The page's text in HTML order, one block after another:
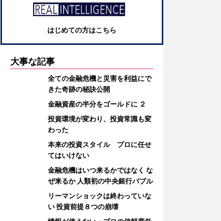
はじめての方はこちら
大事な記事
全ての金融危機と災害を利益にで
きた奇跡の秘訣公開
金融資産の半分をゴールドに ２
投資環境が変わり、投資常識も変
わった
本来の投資スタイル プロに任せ
てはいけない
金融危機はいつ来るかではなく な
ぜ来るか 人類初の中央銀行バブル
リーマンショックは終わっていな
い 投資前提８つの崩壊